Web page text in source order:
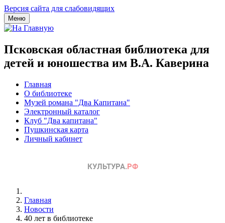
Версия сайта для слабовидящих
Меню
Псковская областная библиотека для
детей и юношества им В.А. Каверина
Главная
О библиотеке
Музей романа "Два Капитана"
Электронный каталог
Клуб "Два капитана"
Пушкинская карта
Личный кабинет
Главная
Новости
40 лет в библиотеке